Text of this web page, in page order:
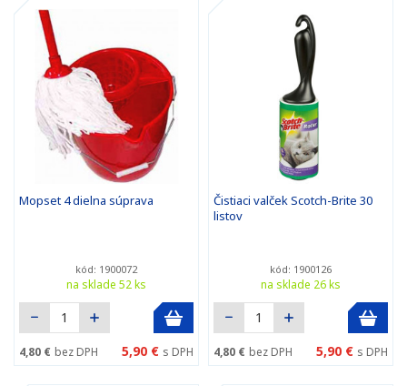
Mopset 4 dielna súprava
kód: 1900072
na sklade 52 ks
4,80 € bez DPH 5,90 € s DPH
Čistiaci valček Scotch-Brite 30
listov
kód: 1900126
na sklade 26 ks
4,80 € bez DPH 5,90 € s DPH